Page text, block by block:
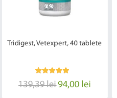
Tridigest, Vetexpert, 40 tablete
139,39 lei94,00 lei